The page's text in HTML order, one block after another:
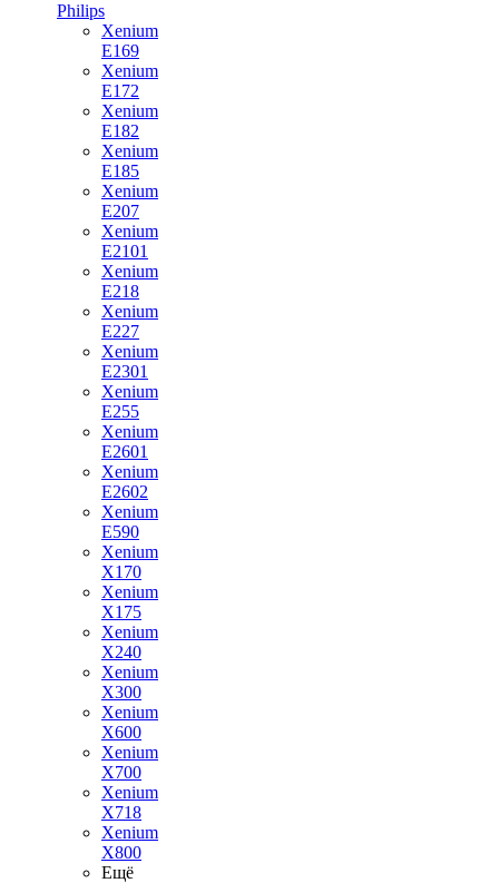
Philips
Xenium
E169
Xenium
E172
Xenium
E182
Xenium
E185
Xenium
E207
Xenium
E2101
Xenium
E218
Xenium
E227
Xenium
E2301
Xenium
E255
Xenium
E2601
Xenium
E2602
Xenium
E590
Xenium
X170
Xenium
X175
Xenium
X240
Xenium
X300
Xenium
X600
Xenium
X700
Xenium
X718
Xenium
X800
Ещё